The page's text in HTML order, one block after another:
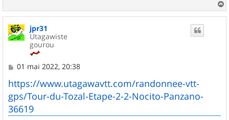
a
u
jpr31
Utagawiste
gourou
M
s
s
a
g
e
01 mai 2022, 20:38
https://www.utagawavtt.com/randonnee-vtt-
gps/Tour-du-Tozal-Etape-2-2-Nocito-Panzano-
36619